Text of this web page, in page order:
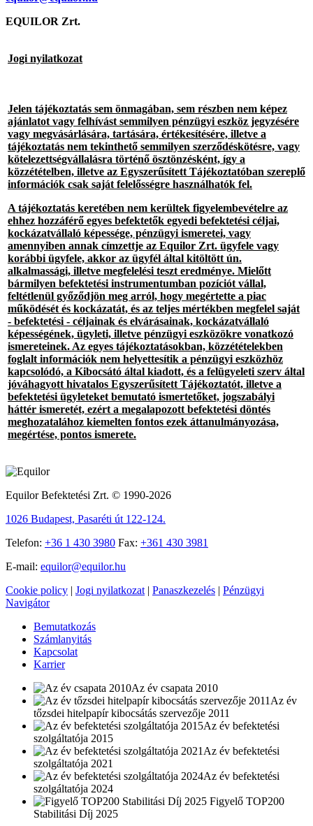
EQUILOR Zrt.
Jogi nyilatkozat
Jelen tájékoztatás sem önmagában, sem részben nem képez
ajánlatot vagy felhívást semmilyen pénzügyi eszköz jegyzésére
vagy megvásárlására, tartására, értékesítésére, illetve a
tájékoztatás nem tekinthető semmilyen szerződéskötésre, vagy
kötelezettségvállalásra történő ösztönzésként, így a
közzétételben, illetve az Egyszerűsített Tájékoztatóban szereplő
információk csak saját felelősségre használhatók fel.
A tájékoztatás keretében nem kerültek figyelembevételre az
ehhez hozzáférő egyes befektetők egyedi befektetési céljai,
kockázatvállaló képessége, pénzügyi ismeretei, vagy
amennyiben annak címzettje az Equilor Zrt. ügyfele vagy
korábbi ügyfele, akkor az ügyfél által kitöltött ún.
alkalmassági, illetve megfelelési teszt eredménye. Mielőtt
bármilyen befektetési instrumentumban pozíciót vállal,
feltétlenül győződjön meg arról, hogy megértette a piac
működését és kockázatát, és az teljes mértékben megfelel saját
- befektetési - céljainak és elvárásainak, kockázatvállaló
képességének, ügyleti, illetve pénzügyi eszközökre vonatkozó
ismereteinek. Az egyes tájékoztatásokban, közzétételekben
foglalt információk nem helyettesítik a pénzügyi eszközhöz
kapcsolódó, a Kibocsátó által kiadott, és a felügyeleti szerv által
jóváhagyott hivatalos Egyszerűsített Tájékoztatót, illetve a
befektetési ügyleteket bemutató ismertetőket, jogszabályi
háttér ismeretét, ezért a megalapozott befektetési döntés
meghozatalához kiemelten fontos ezek áttanulmányozása,
megértése, pontos ismerete.
Equilor Befektetési Zrt. © 1990-2026
1026 Budapest, Pasaréti út 122-124.
Telefon: +36 1 430 3980 Fax: +361 430 3981
E-mail: equilor@equilor.hu
Cookie policy | Jogi nyilatkozat| Panaszkezelés | Pénzügyi
Navigátor
Bemutatkozás
Számlanyitás
Kapcsolat
Karrier
Az év csapata 2010
Az év
tőzsdei hitelpapír kibocsátás szervezője 2011
Az év befektetési
szolgáltatója 2015
Az év befektetési
szolgáltatója 2021
Az év befektetési
szolgáltatója 2024
Figyelő TOP200
Stabilitási Díj 2025